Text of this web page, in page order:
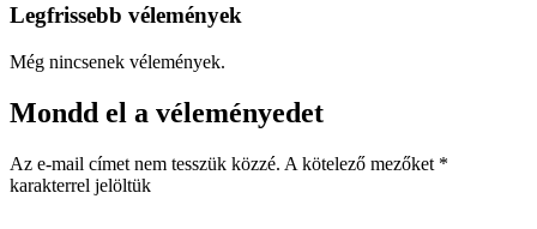
Legfrissebb vélemények
Még nincsenek vélemények.
Mondd el a véleményedet
Az e-mail címet nem tesszük közzé. A kötelező mezőket *
karakterrel jelöltük